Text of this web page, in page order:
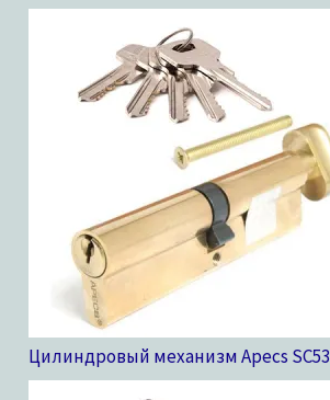
Цилиндровый механизм Apecs SC53